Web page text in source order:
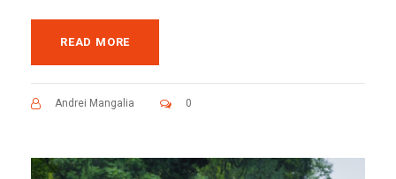
READ MORE
Andrei Mangalia 0